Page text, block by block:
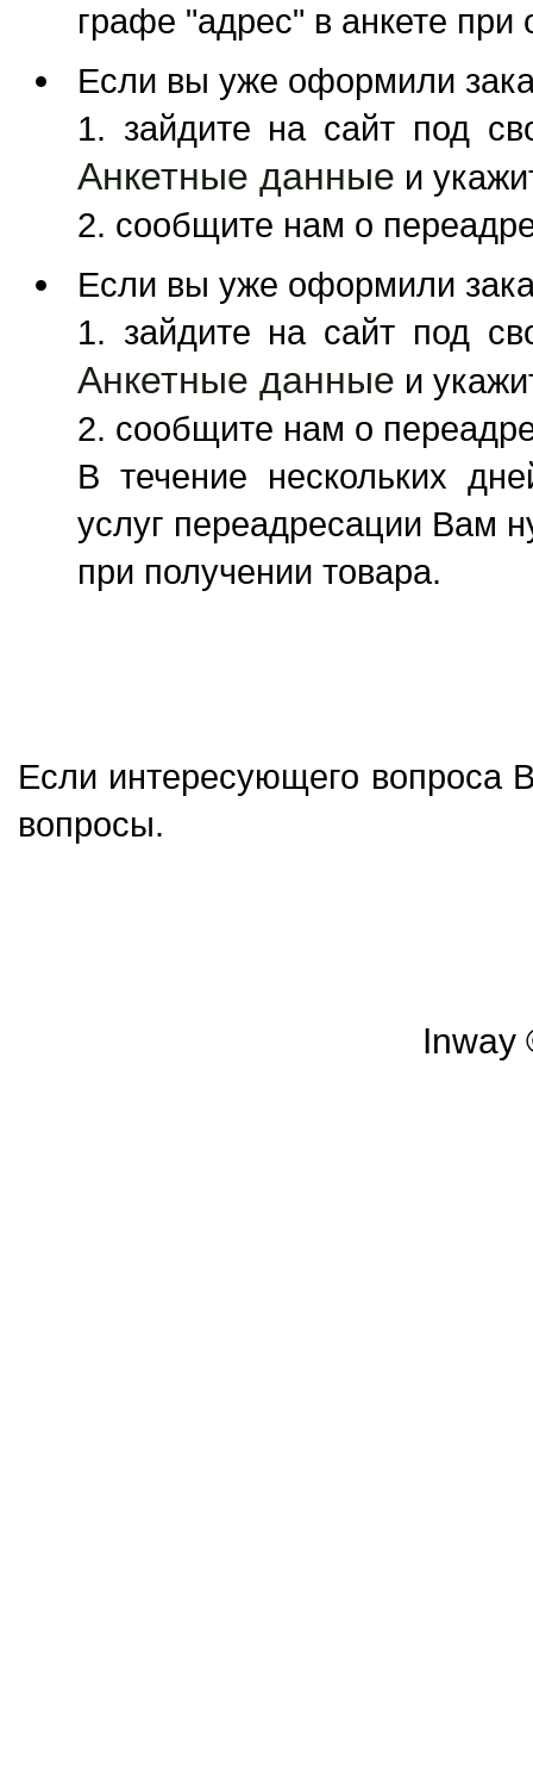
графе "адрес" в анкете
Если вы уже оформили
1. зайдите на сайт под
Анкетные данные и
2. сообщите нам о
Если вы уже оформили
1. зайдите на сайт под
Анкетные данные и
2. сообщите нам о
В течение нескольких
услуг переадресации Вам
при получении товара.
Если интересующего вопроса
вопросы.
Inway